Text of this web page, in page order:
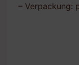
– Verpackung: